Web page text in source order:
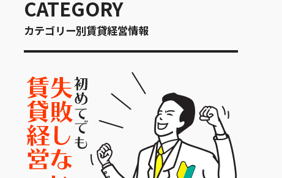
CATEGORY
カテゴリー別賃貸経営情報